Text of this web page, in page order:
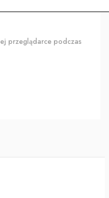
przeglądarce podczas